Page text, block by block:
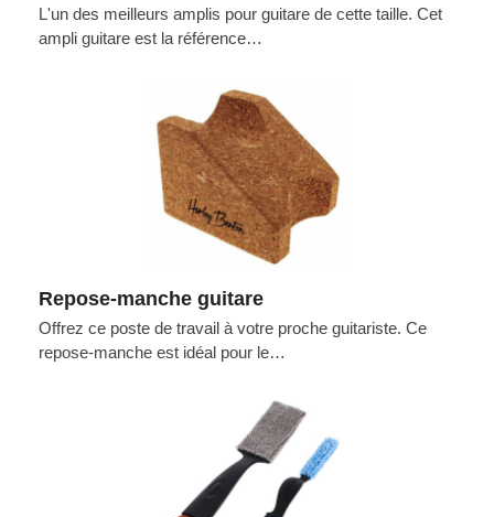
L'un des meilleurs amplis pour guitare de cette taille. Cet
ampli guitare est la référence…
Repose-manche guitare
Offrez ce poste de travail à votre proche guitariste. Ce
repose-manche est idéal pour le…